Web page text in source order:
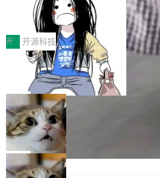
理两个方面，让用户的每一份算力都看
得住、用得稳、省得下、更安全！ 一、
始，Token使用一目...
作者）、Quoc Le（Google 大脑核心
q2Seq 和 DocAI 的共同发明人）以及
yals（Gemini 联合负责人，AlphaSta...
耳科技研发的企业级终端编码智能体
中文驱动的数字员工，自主理解需求、
骤、编写代码。不挑模型、不挑平台，
装完即用。 开源地址：Gitee ·
b 安装 支持 Java 8+（8~26）、
x / Windows / Harmony PC。 #
x / Harmony PC curl -fsSL https://
r.org/solon...
让“代码语义理解”深度释放AI
价值潜能：华为云码道（CodeArts
代码仓技术解析
一、代码仓深度理解技术的作用与价值
程实践中，代码仓是企业核心知识资产
体。企业级代码仓库通常包含数十万乃
个文件，其规模远超单次模型调用可承
文窗口。随着项目规模的持续扩张与代
不断累积，代码仓中的模块关系、接口
务逻辑等关键信息往往分散于数十乃至
件之中，形成高度复杂的知识关联网络
代码检索手段（如关键词匹配、目录遍
在语法层面完成文本定位，难以触及代
内涵与结构关联，导致开发者使用代码
开 开源科技
一条“删库”命令跑 17 小时，算法工
师删光 89TB 数据只为干私活
最高人民检察院8月4日公布了一起案件
名90后算法工程师王某，为了给自己接
服务器空间，删光了公司AI游戏部门的
数据。 王某2024年1月入职东城区某科
短剧部门，有互联网大厂背景。在公司
调整期间，部门三次通知全员将数据从A
移到B集群，王某都回复了"收到"。 他没
局
Cloudflare 分享推理优化实践：KV
che 量化 + 权重压缩，吞吐量提升 4
1%，成本降 30%
Kimi 和 GLM 是当前最强的大模型系列
它们有一个共同的问题：太吃显存了。
的 Kimi K 系列和智谱的 GLM 都是长上
局